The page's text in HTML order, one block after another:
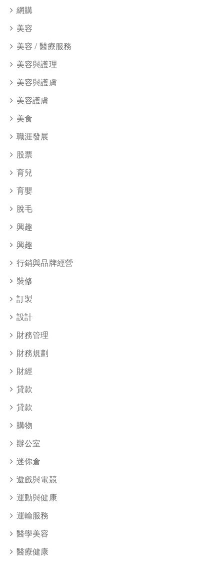
網購
美容
美容 / 醫療服務
美容與護理
美容與護膚
美容護膚
美食
職涯發展
股票
育兒
育嬰
脫毛
興趣
興趣
行銷與品牌經營
裝修
訂製
設計
財務管理
財務規劃
財經
貸款
貸款
購物
辦公室
迷你倉
遊戲與電競
運動與健康
運輸服務
醫學美容
醫療健康